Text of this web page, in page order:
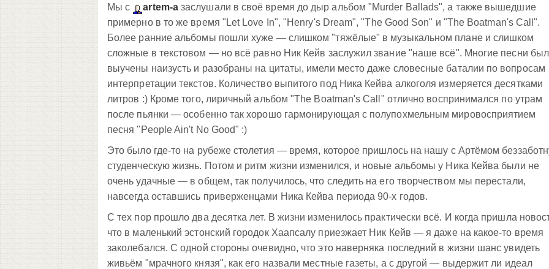
Мы с
artem-aзаслушали в своё время до дыр альбом "Murder Ballads", а также вышедшие
примерно в то же время "Let Love In", "Henry's Dream", "The Good Son" и "The Boatman's Call".
Более ранние альбомы пошли хуже — слишком "тяжёлые" в музыкальном плане и слишком
сложные в текстовом — но всё равно Ник Кейв заслужил звание "наше всё". Многие песни
выучены наизусть и разобраны на цитаты, имели место даже словесные баталии по вопросам
интерпретации текстов. Количество выпитого под Ника Кейва алкоголя измеряется десятками
литров :) Кроме того, лиричный альбом "The Boatman's Call" отлично воспринимался по утрам
после пьянки — особенно так хорошо гармонирующая с полупохмельным мировосприятием
песня "People Ain't No Good" :)
Это было где-то на рубеже столетия — время, которое пришлось на нашу с Артёмом
студенческую жизнь. Потом и ритм жизни изменился, и новые альбомы у Ника Кейва были не
очень удачные — в общем, так получилось, что следить на его творчеством мы перестали,
навсегда оставшись приверженцами Ника Кейва периода 90-х годов.
С тех пор прошло два десятка лет. В жизни изменилось практически всё. И когда пришла
что в маленький эстонский городок Хаапсалу приезжает Ник Кейв — я даже на какое-то время
заколебался. С одной стороны очевидно, что это наверняка последний в жизни шанс увидеть
живьём "мрачного князя", как его назвали местные газеты, а с другой — выдержит ли идеал